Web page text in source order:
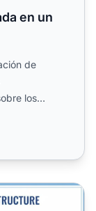
en un
de
los
sobre los